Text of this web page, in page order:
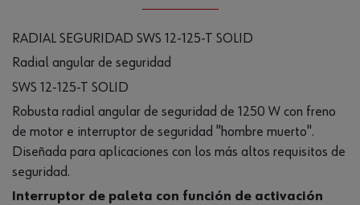
RADIAL SEGURIDAD SWS 12-125-T SOLID
Radial angular de seguridad
SWS 12-125-T SOLID
Robusta radial angular de seguridad de 1250 W con freno
de motor e interruptor de seguridad "hombre muerto".
Diseñada para aplicaciones con los más altos requisitos de
seguridad.
Interruptor de paleta con función de activación